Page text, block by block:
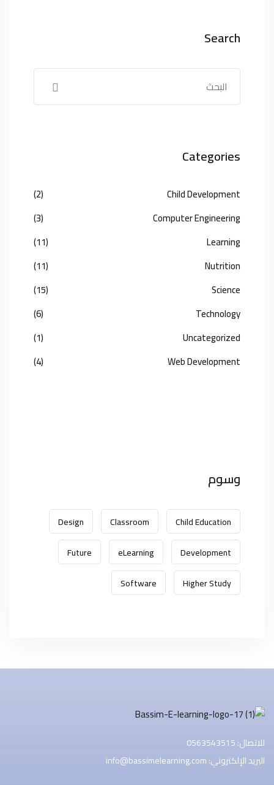
Search
Categories
Child Development
(2)
Computer Engineering
(3)
Learning
(11)
Nutrition
(11)
Science
(15)
Technology
(6)
Uncategorized
(1)
Web Development
(4)
وسوم
Child Education
Classroom
Design
Development
eLearning
Future
Higher Study
Software
للاتصال: 0563543515
البريد الإلكتروني: info@bassimelearning.com